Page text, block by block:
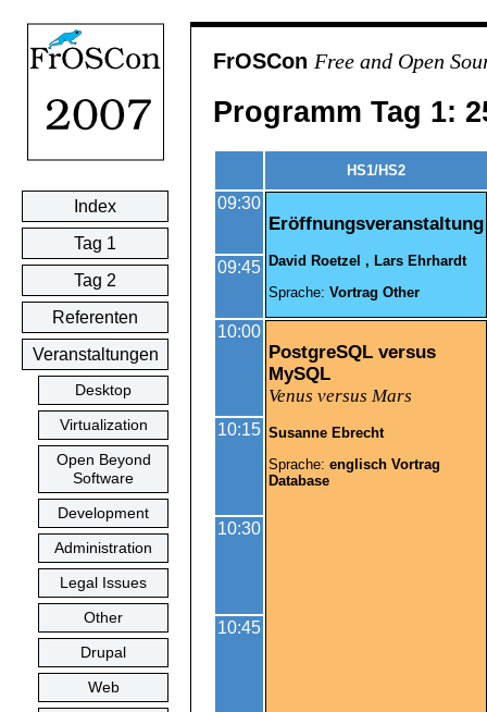
Index
Tag 1
Tag 2
Referenten
Veranstaltungen
Desktop
Virtualization
Open Beyond
Software
Development
Administration
Legal Issues
Other
Drupal
Web
FrOSCon Free and Open
Programm Tag 1:
HS1/HS2
09:30
Eröffnungsveranstaltung
David Roetzel
Lars Ehrhardt
Sprache: Vortrag Other
09:45
10:00
PostgreSQL versus
MySQL
Venus versus Mars
Susanne Ebrecht
Sprache: englisch Vortrag
Database
10:15
10:30
10:45